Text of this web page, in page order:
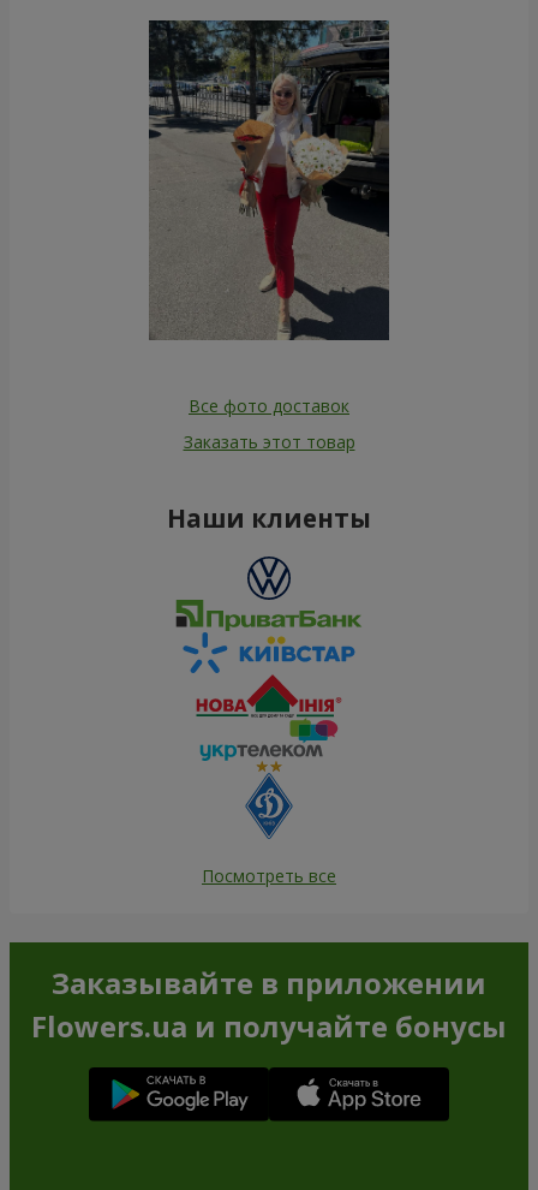
Все фото доставок
Заказать этот товар
Наши клиенты
Посмотреть все
Заказывайте в приложении
Flowers.ua и получайте бонусы